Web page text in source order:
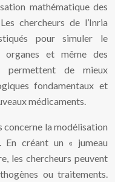
mathématique des
chercheurs de l’Inria
pour simuler le
organes et même des
permettent de mieux
fondamentaux et
médicaments.
concerne la modélisation
. En créant un « jumeau
les chercheurs peuvent
ou traitements.